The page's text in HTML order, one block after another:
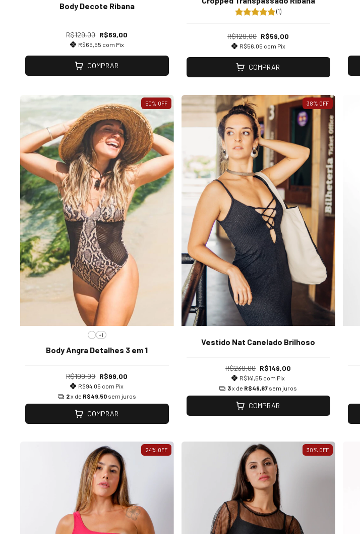
Body Decote Ribana
R$129,00 R$69,00
R$65,55 com Pix
COMPRAR
(1)
R$129,00 R$59,00
R$56,05 com Pix
COMPRAR
50% OFF
+1
Body Angra Detalhes 3 em 1
R$199,00 R$99,00
R$94,05 com Pix
2x de R$49,50 sem juros
COMPRAR
38% OFF
Vestido Nat Canelado Brilhoso
R$239,00 R$149,00
R$141,55 com Pix
3x de R$49,67 sem juros
COMPRAR
24% OFF 30% OFF